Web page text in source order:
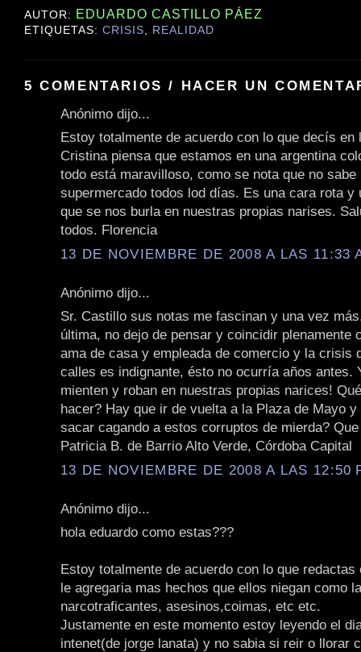
AUTOR: EDUARDO CASTILLO PÁEZ
ETIQUETAS:CRISIS, REALIDAD
5 COMENTARIOS / HACER UN
Anónimo dijo...
Estoy totalmente de acuerdo con lo que decís en
Cristina piensa que estamos en una argentina
todo está maravilloso, como se nota que no
supermercado todos lod días. Es una cara rota y
que se nos burla en nuestras propias narises.
todos. Florencia
13 DE NOVIEMBRE DE 2008 A LAS 11:33
Anónimo dijo...
Sr. Castillo sus notas me fascinan y una vez
última, no dejo de pensar y coincidir plenamente
ama de casa y empleada de comercio y la crisis
calles es indignante, ésto no ocurría años antes.
mienten y roban en nuestras propias narices!
hacer? Hay que ir de vuelta a la Plaza de Mayo
sacar cagando a estos corruptos de mierda?
Patricia B. de Barrio Alto Verde, Córdoba Capital
13 DE NOVIEMBRE DE 2008 A LAS 12:50
Anónimo dijo...
hola eduardo como estas???
Estoy totalmente de acuerdo con lo que redactas
le agregaria mas hechos que ellos niegan como
narcotraficantes, asesinos,coimas, etc etc.
Justamente en este momento estoy leyendo el
intenet(de jorge lanata) y no sabia si reir o llorar